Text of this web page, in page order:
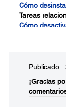
Cómo
Tareas
Cómo
Publicado:
¡Gracias